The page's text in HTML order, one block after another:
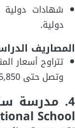
شهادات
دولية.
المصاريف
وتصل حتى 115,850 جنيه مصري.
School